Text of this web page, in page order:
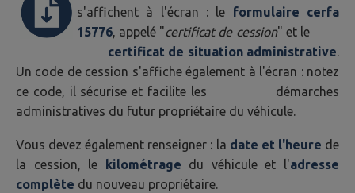
s'affichent à l'écran : le formulaire cerfa
15776, appelé "certificat de cession" et le
certificat de situation administrative.
Un code de cession s'affiche également à l'écran : notez
ce code, il sécurise et facilite les démarches
administratives du futur propriétaire du véhicule.
Vous devez également renseigner : la date et l'heure de
la cession, le
kilométrage du véhicule et l'adresse
complète du nouveau propriétaire.